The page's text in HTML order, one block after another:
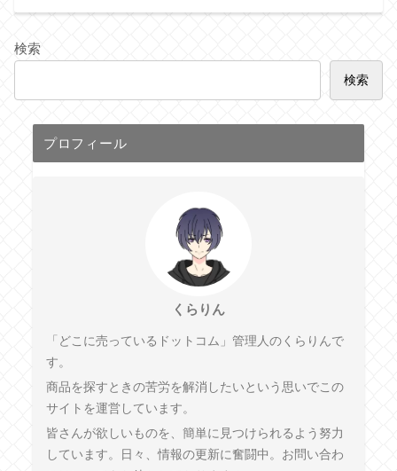
検索
検索
プロフィール
くらりん
「どこに売っているドットコム」管理人のくらりんで
す。
商品を探すときの苦労を解消したいという思いでこの
サイトを運営しています。
皆さんが欲しいものを、簡単に見つけられるよう努力
しています。日々、情報の更新に奮闘中。お問い合わ